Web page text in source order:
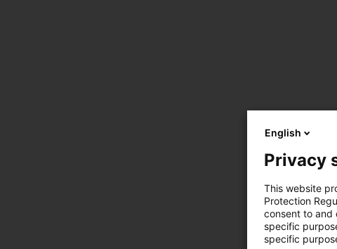
English
Privacy
This website
Protection
consent to and
specific
specific